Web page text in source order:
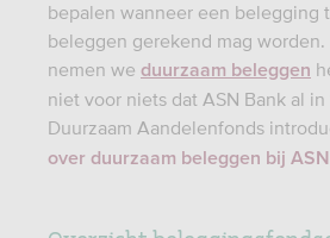
bepalen wanneer een belegging
beleggen gerekend mag worden.
nemen we duurzaam beleggen
niet voor niets dat ASN Bank al in
Duurzaam Aandelenfonds
over duurzaam beleggen bij